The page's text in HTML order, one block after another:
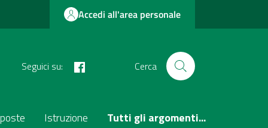
Accedi all'area personale
Seguici su: Cerca
Istruzione Tutti gli argomenti...